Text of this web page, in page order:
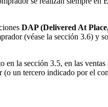
DAP (Delivered At
(véase la sección 3.6)
en la sección 3.5, en las
un tercero indicado por el